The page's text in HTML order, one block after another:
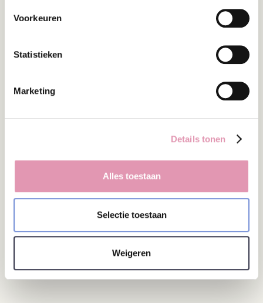
Voorkeuren
Statistieken
Marketing
Details tonen
Alles toestaan
Selectie toestaan
Weigeren
De gids biedt voor zowel zorgprofessionals als
onderbouwde aanbevelingen welke specifieke
probiotische producten ingezet kunnen worden ter
dat voldoet aan de inclusiecriteria worden
Probiotica
Nationale Gids van klinisch bewezen